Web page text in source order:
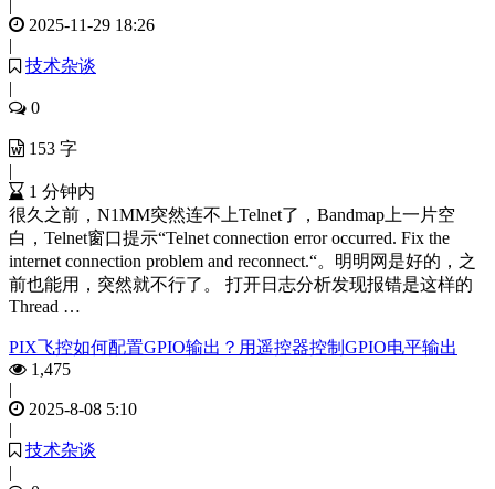
|
2025-11-29 18:26
|
技术杂谈
|
0
153 字
|
1 分钟内
很久之前，N1MM突然连不上Telnet了，Bandmap上一片空
白，Telnet窗口提示“Telnet connection error occurred. Fix the
internet connection problem and reconnect.“。明明网是好的，之
前也能用，突然就不行了。 打开日志分析发现报错是这样的
Thread …
PIX飞控如何配置GPIO输出？用遥控器控制GPIO电平输出
1,475
|
2025-8-08 5:10
|
技术杂谈
|